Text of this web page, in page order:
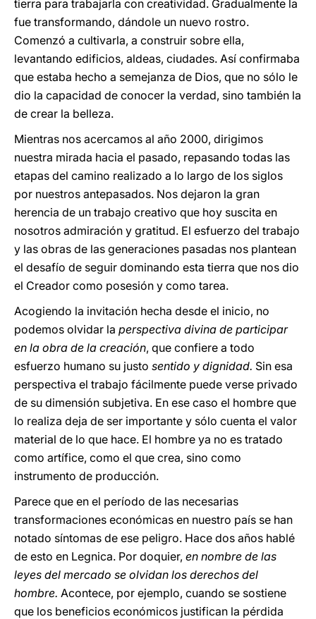
tierra para trabajarla con creatividad. Gradualmente la
fue transformando, dándole un nuevo rostro.
Comenzó a cultivarla, a construir sobre ella,
levantando edificios, aldeas, ciudades. Así confirmaba
que estaba hecho a semejanza de Dios, que no sólo le
dio la capacidad de conocer la verdad, sino también la
de crear la belleza.
Mientras nos acercamos al año 2000, dirigimos
nuestra mirada hacia el pasado, repasando todas las
etapas del camino realizado a lo largo de los siglos
por nuestros antepasados. Nos dejaron la gran
herencia de un trabajo creativo que hoy suscita en
nosotros admiración y gratitud. El esfuerzo del trabajo
y las obras de las generaciones pasadas nos plantean
el desafío de seguir dominando esta tierra que nos dio
el Creador como posesión y como tarea.
Acogiendo la invitación hecha desde el inicio, no
podemos olvidar la perspectiva divina de participar
en la obra de la creación, que confiere a todo
esfuerzo humano su justo sentido y dignidad. Sin esa
perspectiva el trabajo fácilmente puede verse privado
de su dimensión subjetiva. En ese caso el hombre que
lo realiza deja de ser importante y sólo cuenta el valor
material de lo que hace. El hombre ya no es tratado
como artífice, como el que crea, sino como
instrumento de producción.
Parece que en el período de las necesarias
transformaciones económicas en nuestro país se han
notado síntomas de ese peligro. Hace dos años hablé
de esto en Legnica. Por doquier, en nombre de las
leyes del mercado se olvidan los derechos del
hombre. Acontece, por ejemplo, cuando se sostiene
que los beneficios económicos justifican la pérdida